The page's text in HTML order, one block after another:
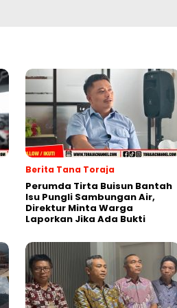
Berita Tana Toraja
Perumda Tirta Buisun Bantah
Isu Pungli Sambungan Air,
Direktur Minta Warga
Laporkan Jika Ada Bukti